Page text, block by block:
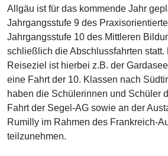
Allgäu ist für das kommende Jahr
Jahrgangsstufe 9 des
Jahrgangsstufe 10 des Mittleren
schließlich die Abschlussfahrten statt.
Reiseziel ist hierbei z.B. der
eine Fahrt der 10. Klassen nach
haben die Schülerinnen und Schüler
Fahrt der Segel-AG sowie an der
Rumilly im Rahmen des Frankreich-
teilzunehmen.